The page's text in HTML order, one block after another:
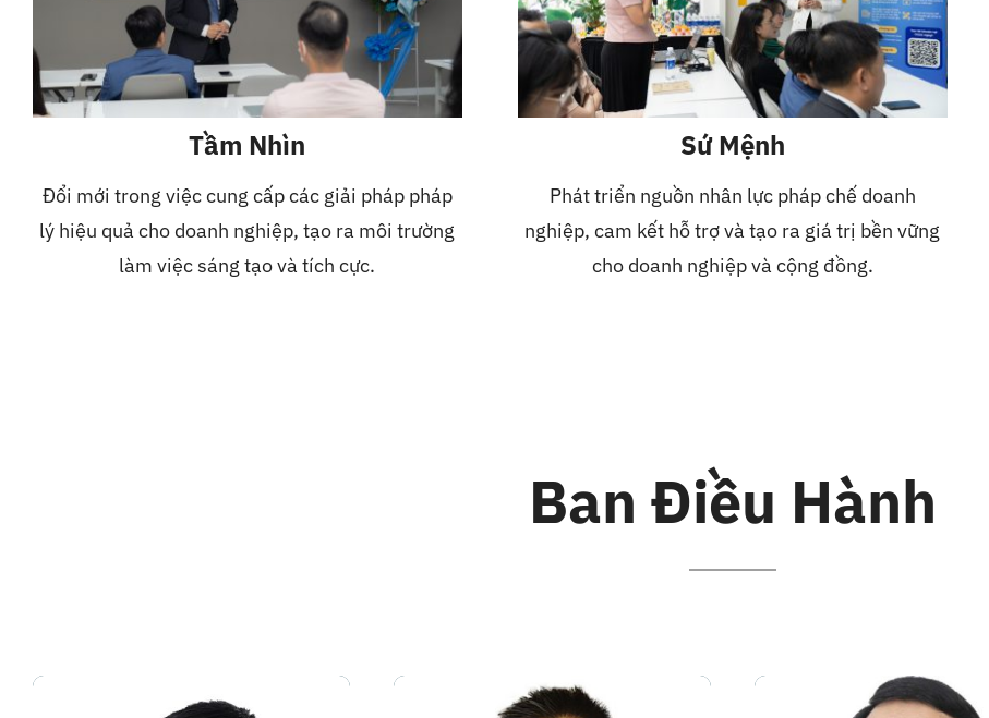
Tầm Nhìn
Đổi mới trong việc cung cấp các giải pháp pháp
lý hiệu quả cho doanh nghiệp, tạo ra môi trường
làm việc sáng tạo và tích cực.
Sứ Mệnh
Phát triển nguồn nhân lực pháp chế doanh
nghiệp, cam kết hỗ trợ và tạo ra giá trị bền vững
cho doanh nghiệp và cộng đồng.
Ban Điều Hành